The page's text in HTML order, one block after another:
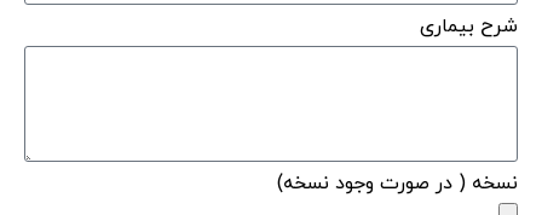
شرح بیماری
نسخه ( در صورت وجود نسخه)